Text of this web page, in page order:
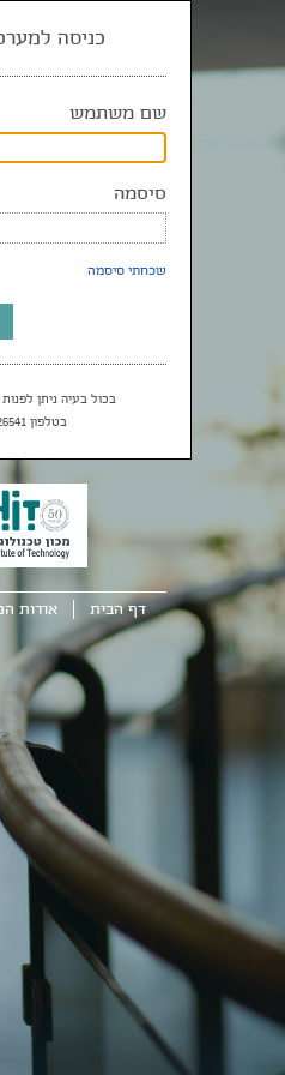
כניסה
שם משתמש
סיסמה
שכחתי סיסמה
בכול בעיה ניתן
בטלפון 03-5026541
דף הבית אודות